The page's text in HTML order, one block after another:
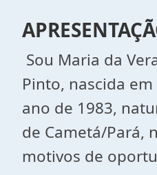
Sou Maria da
Pinto, nascida
ano de 1983,
de Cametá/Pará,
motivos de